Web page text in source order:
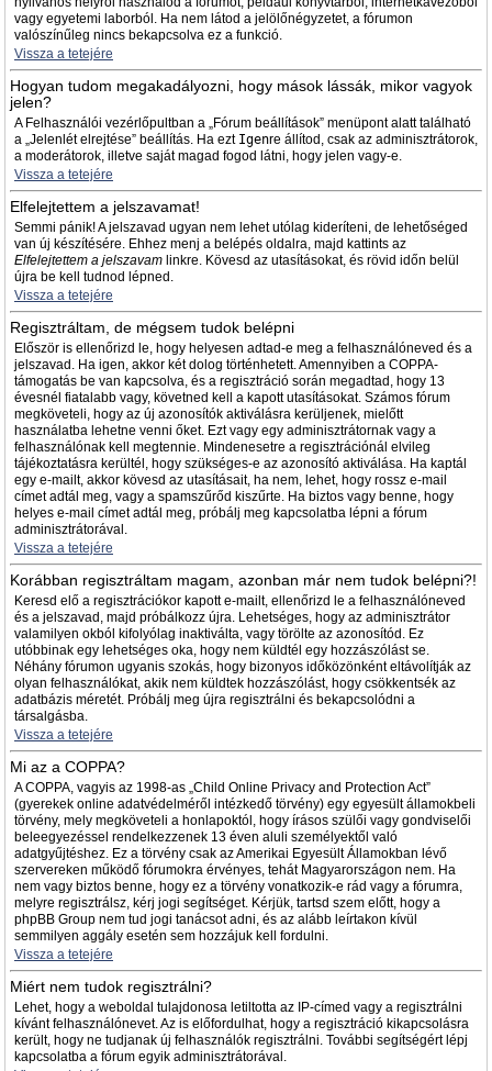
vagy egyetemi laborból. Ha nem látod a jelölőnégyzetet, a fórumon
valószínűleg nincs bekapcsolva ez a funkció.
Vissza a tetejére
Hogyan tudom megakadályozni, hogy mások lássák, mikor vagyok
jelen?
A Felhasználói vezérlőpultban a „Fórum beállítások” menüpont alatt található
a „Jelenlét elrejtése” beállítás. Ha ezt Igenre állítod, csak az adminisztrátorok,
a moderátorok, illetve saját magad fogod látni, hogy jelen vagy-e.
Vissza a tetejére
Elfelejtettem a jelszavamat!
Semmi pánik! A jelszavad ugyan nem lehet utólag kideríteni, de lehetőséged
van új készítésére. Ehhez menj a belépés oldalra, majd kattints az
Elfelejtettem a jelszavam linkre. Kövesd az utasításokat, és rövid időn belül
újra be kell tudnod lépned.
Vissza a tetejére
Regisztráltam, de mégsem tudok belépni
Először is ellenőrizd le, hogy helyesen adtad-e meg a felhasználóneved és a
jelszavad. Ha igen, akkor két dolog történhetett. Amennyiben a COPPA-
támogatás be van kapcsolva, és a regisztráció során megadtad, hogy 13
évesnél fiatalabb vagy, követned kell a kapott utasításokat. Számos fórum
megköveteli, hogy az új azonosítók aktiválásra kerüljenek, mielőtt
használatba lehetne venni őket. Ezt vagy egy adminisztrátornak vagy a
felhasználónak kell megtennie. Mindenesetre a regisztrációnál elvileg
tájékoztatásra kerültél, hogy szükséges-e az azonosító aktiválása. Ha kaptál
egy e-mailt, akkor kövesd az utasításait, ha nem, lehet, hogy rossz e-mail
címet adtál meg, vagy a spamszűrőd kiszűrte. Ha biztos vagy benne, hogy
helyes e-mail címet adtál meg, próbálj meg kapcsolatba lépni a fórum
adminisztrátorával.
Vissza a tetejére
Korábban regisztráltam magam, azonban már nem tudok belépni?!
Keresd elő a regisztrációkor kapott e-mailt, ellenőrizd le a felhasználóneved
és a jelszavad, majd próbálkozz újra. Lehetséges, hogy az adminisztrátor
valamilyen okból kifolyólag inaktiválta, vagy törölte az azonosítód. Ez
utóbbinak egy lehetséges oka, hogy nem küldtél egy hozzászólást se.
Néhány fórumon ugyanis szokás, hogy bizonyos időközönként eltávolítják az
olyan felhasználókat, akik nem küldtek hozzászólást, hogy csökkentsék az
adatbázis méretét. Próbálj meg újra regisztrálni és bekapcsolódni a
társalgásba.
Vissza a tetejére
Mi az a COPPA?
A COPPA, vagyis az 1998-as „Child Online Privacy and Protection Act”
(gyerekek online adatvédelméről intézkedő törvény) egy egyesült államokbeli
törvény, mely megköveteli a honlapoktól, hogy írásos szülői vagy gondviselői
beleegyezéssel rendelkezzenek 13 éven aluli személyektől való
adatgyűjtéshez. Ez a törvény csak az Amerikai Egyesült Államokban lévő
szervereken működő fórumokra érvényes, tehát Magyarországon nem. Ha
nem vagy biztos benne, hogy ez a törvény vonatkozik-e rád vagy a fórumra,
melyre regisztrálsz, kérj jogi segítséget. Kérjük, tartsd szem előtt, hogy a
phpBB Group nem tud jogi tanácsot adni, és az alább leírtakon kívül
semmilyen aggály esetén sem hozzájuk kell fordulni.
Vissza a tetejére
Miért nem tudok regisztrálni?
Lehet, hogy a weboldal tulajdonosa letiltotta az IP-címed vagy a regisztrálni
kívánt felhasználónevet. Az is előfordulhat, hogy a regisztráció kikapcsolásra
került, hogy ne tudjanak új felhasználók regisztrálni. További segítségért lépj
kapcsolatba a fórum egyik adminisztrátorával.